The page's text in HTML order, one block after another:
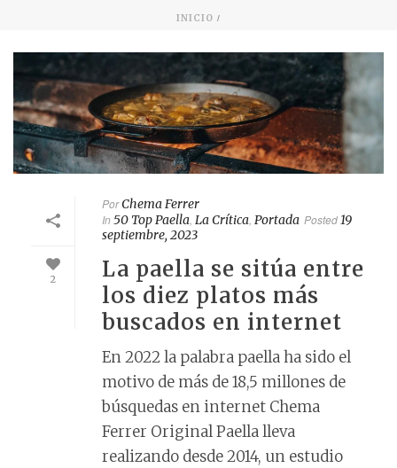
INICIO /
2
PorChema Ferrer
In 50 Top Paella, La Crítica, Portada Posted19
septiembre, 2023
La paella se sitúa entre
los diez platos más
buscados en internet
En 2022 la palabra paella ha sido el
motivo de más de 18,5 millones de
búsquedas en internet Chema
Ferrer Original Paella lleva
realizando desde 2014, un estudio